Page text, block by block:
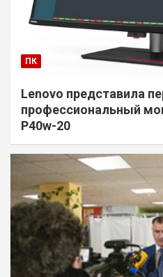
ПК
Lenovo представила
профессиональный
P40w-20